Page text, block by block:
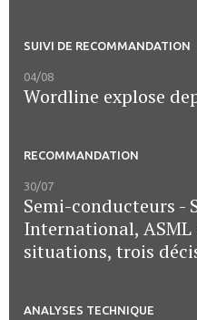
SUIVI DE RECOMMANDATION
04/08
Wordline explose
RECOMMANDATION
30/07
Semi-conducteurs -
International,
situations, trois
ANALYSES TECHNIQUE